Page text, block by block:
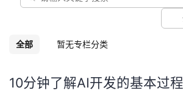
发
Programs
的
全部 暂无专栏分类
10分钟了解AI开发的基本过程